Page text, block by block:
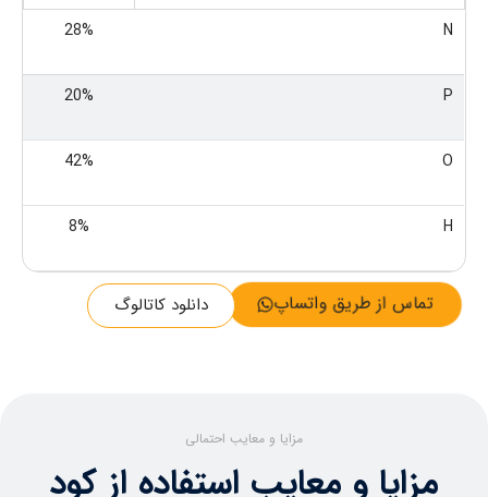
N
28%
P
20%
O
42%
H
8%
تماس از طریق واتساپ دانلود کاتالوگ
مزایا و معایب احتمالی
مزایا و معایب استفاده از کود